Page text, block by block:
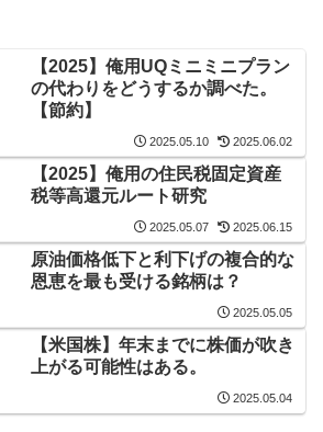
【2025】俺用UQミニミニプラン
の代わりをどうするか調べた。
【節約】
2025.05.10 2025.06.02
【2025】俺用の住民税固定資産
税等高還元ルート研究
2025.05.07 2025.06.15
原油価格低下と利下げの複合的な
恩恵を最も受ける銘柄は？
2025.05.05
【米国株】年末までに株価が吹き
上がる可能性はある。
2025.05.04